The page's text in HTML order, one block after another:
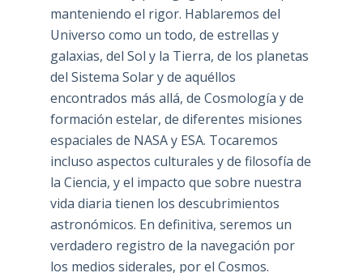
manteniendo el rigor. Hablaremos del
Universo como un todo, de estrellas y
galaxias, del Sol y la Tierra, de los planetas
del Sistema Solar y de aquéllos
encontrados más allá, de Cosmología y de
formación estelar, de diferentes misiones
espaciales de NASA y ESA. Tocaremos
incluso aspectos culturales y de filosofía de
la Ciencia, y el impacto que sobre nuestra
vida diaria tienen los descubrimientos
astronómicos. En definitiva, seremos un
verdadero registro de la navegación por
los medios siderales, por el Cosmos.